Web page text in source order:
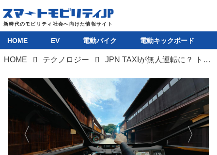
EV
電動バイク
電動キックボード
HOME EV 電動バイク 電動キックボード
HOME テクノロジー JPN TAXIが無人運転に？ トヨタ×ウェイモの最強タッグが日本版ロボタクシーの普及を加速